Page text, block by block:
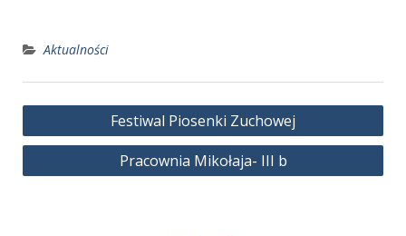
Aktualności
Nawigacja
wpisu
Festiwal Piosenki Zuchowej
Pracownia Mikołaja- III b